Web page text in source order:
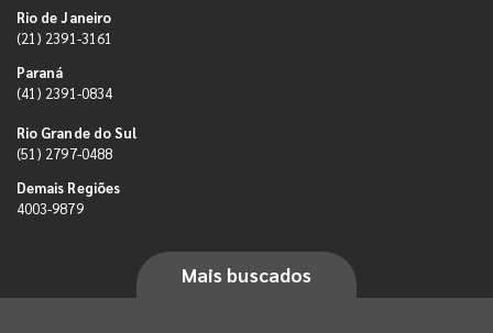
Rio de Janeiro
(21) 2391-3161
Paraná
(41) 2391-0834
Rio Grande do Sul
(51) 2797-0488
Demais Regiões
4003-9879
Mais buscados